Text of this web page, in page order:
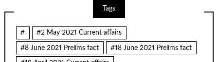
Tags
# #2 May 2021 Current affairs
#8 June 2021 Prelims fact #18 June 2021 Prelims fact